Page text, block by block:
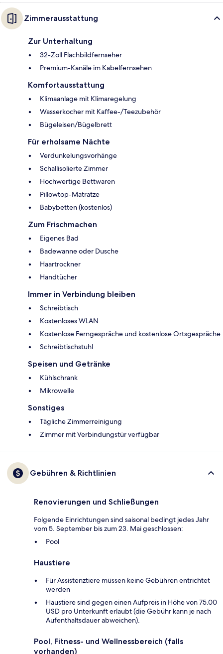
Zimmerausstattung
Zur Unterhaltung
32-Zoll Flachbildfernseher
Premium-Kanäle im Kabelfernsehen
Komfortausstattung
Klimaanlage mit Klimaregelung
Wasserkocher mit Kaffee-/Teezubehör
Bügeleisen/Bügelbrett
Für erholsame Nächte
Verdunkelungsvorhänge
Schallisolierte Zimmer
Hochwertige Bettwaren
Pillowtop-Matratze
Babybetten (kostenlos)
Zum Frischmachen
Eigenes Bad
Badewanne oder Dusche
Haartrockner
Handtücher
Immer in Verbindung bleiben
Schreibtisch
Kostenloses WLAN
Kostenlose Ferngespräche und kostenlose Ortsgespräche
Schreibtischstuhl
Speisen und Getränke
Kühlschrank
Mikrowelle
Sonstiges
Tägliche Zimmerreinigung
Zimmer mit Verbindungstür verfügbar
Gebühren & Richtlinien
Renovierungen und Schließungen
Folgende Einrichtungen sind saisonal bedingt jedes Jahr
vom 5. September bis zum 23. Mai geschlossen:
Pool
Haustiere
Für Assistenztiere müssen keine Gebühren entrichtet
werden
Haustiere sind gegen einen Aufpreis in Höhe von 75.00
USD pro Unterkunft erlaubt (die Gebühr kann je nach
Aufenthaltsdauer abweichen).
Pool, Fitness- und Wellnessbereich (falls
vorhanden)